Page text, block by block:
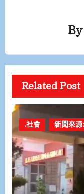
By
Related Post
.社會 新聞來